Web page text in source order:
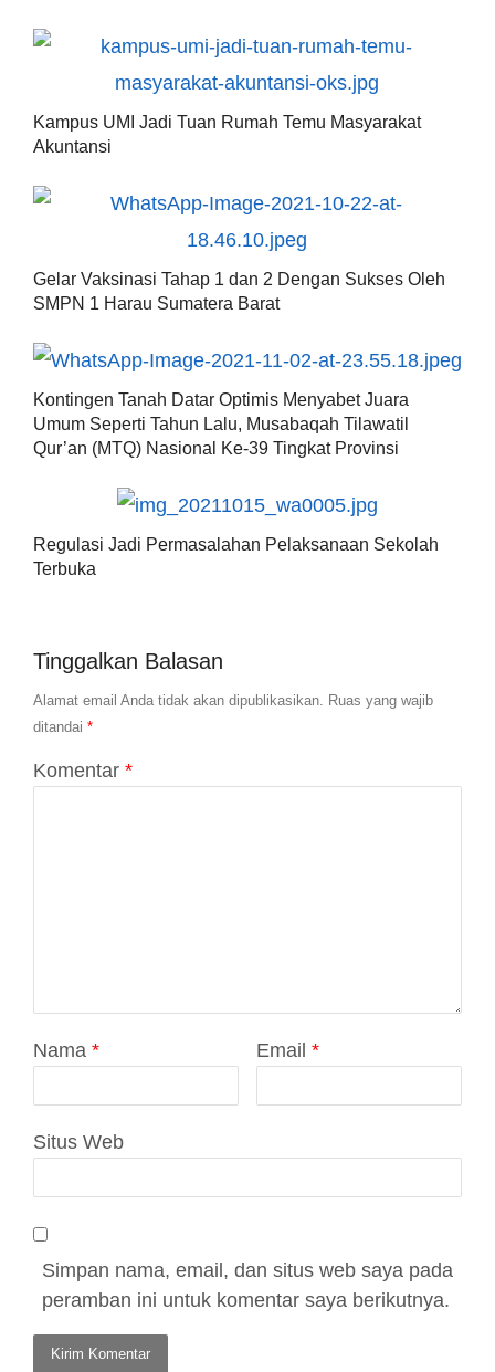
Kampus UMI Jadi Tuan Rumah Temu Masyarakat
Akuntansi
Gelar Vaksinasi Tahap 1 dan 2 Dengan Sukses Oleh
SMPN 1 Harau Sumatera Barat
Kontingen Tanah Datar Optimis Menyabet Juara
Umum Seperti Tahun Lalu, Musabaqah Tilawatil
Qur’an (MTQ) Nasional Ke-39 Tingkat Provinsi
Regulasi Jadi Permasalahan Pelaksanaan Sekolah
Terbuka
Tinggalkan Balasan
Alamat email Anda tidak akan dipublikasikan. Ruas yang wajib
ditandai *
Komentar *
Nama * Email *
Situs Web
Simpan nama, email, dan situs web saya pada
peramban ini untuk komentar saya berikutnya.